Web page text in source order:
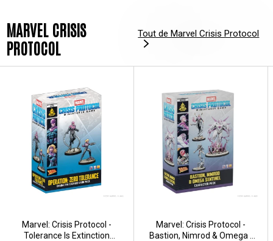
MARVEL CRISIS
PROTOCOL
Tout de Marvel Crisis Protocol
Marvel: Crisis Protocol -
Tolerance Is Extinction
Marvel: Crisis Protocol -
Bastion, Nimrod & Omega -